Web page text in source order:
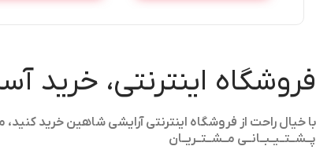
فروشگاه اینترنتی، خرید
با خیال راحت از فروشگاه اینترنتی آرایشی شاهین
پــشــتــیــبــانــی مــشــتــریــان